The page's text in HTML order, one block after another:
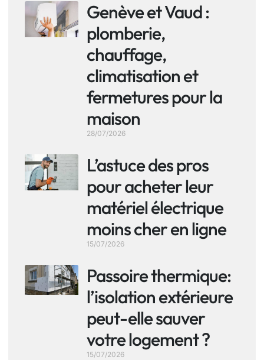
Genève et Vaud :
plomberie,
chauffage,
climatisation et
fermetures pour la
maison
28/07/2026
L’astuce des pros
pour acheter leur
matériel électrique
moins cher en ligne
15/07/2026
Passoire thermique:
l’isolation extérieure
peut-elle sauver
votre logement ?
15/07/2026